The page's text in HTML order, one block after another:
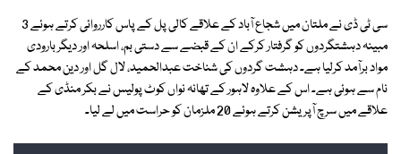
سی ٹی ڈی نے ملتان میں شجاع آباد کے علاقے کالی پل کے پاس کارروائی کرتے ہوئے 3
مبینہ دہشتگردوں کو گرفتار کرکے ان کے قبضے سے دستی بم، اسلحہ اور دیگر بارودی
مواد برآمد کرلیا ہے۔ دہشت گردوں کی شناخت عبدالحمید، لال گل اور دین محمد کے
نام سے ہوئی ہے۔ اس کے علاوہ لاہور کے تھانہ نواں کوٹ پولیس نے بکر منڈی کے
علاقے میں سرچ آپریشن کرتے ہوئے 20 ملزمان کو حراست میں لے لیا۔